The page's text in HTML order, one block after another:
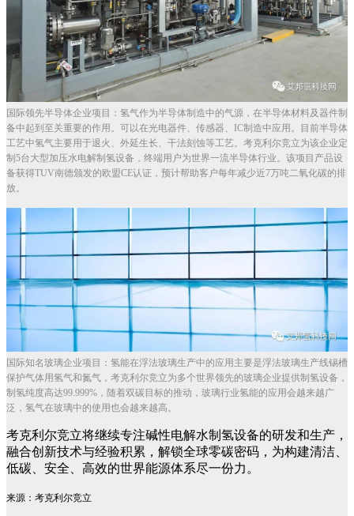
国际领先半导体企业项目：氢气作为半导体制造中的气源，在半导体材料及器件制
备中起到至关重要的作用。可以在光电器件、传感器、IC制造中应用。目前半导体
工艺中氢气主要用于退火、外延生长、干法刻蚀等工艺。考克利尔竞立为该企业定
制5台大型加压水电解制氢设备，终端用户为世界一流半导体行业。该项目产品设
备获得TUV南德颁发的欧盟CE认证，预计帮助客户每年减少近7万吨二氧化碳的排
放。
国际知名玻璃企业项目：氢能在浮法玻璃生产中的应用主要是浮法玻璃生产线锡槽
保护气体用氢气和氮气，考克利尔竞立为多个世界领先的玻璃企业提供制氢设备，
制氢纯度高达99.999%，随着双碳目标的推动，玻璃行业氢能的应用会越来越广
泛，氢气在玻璃中的使用也会越来越高。
考克利尔竞立将继续专注碱性电解水制氢设备的研发和生产，
融合创新技术与经验积累，解锁全球零碳密码，为构建清洁、
低碳、安全、高效的世界能源体系尽一份力。
来源：考克利尔竞立